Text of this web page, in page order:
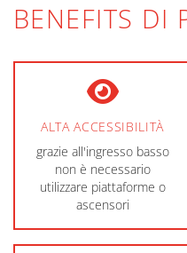
BENEFITS DI
ALTA ACCESSIBILITÀ
grazie all'ingresso basso
non è necessario
utilizzare piattaforme o
ascensori